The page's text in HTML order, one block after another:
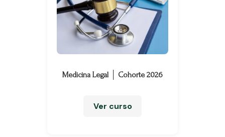
Medicina Legal │ Cohorte 2026
Ver curso